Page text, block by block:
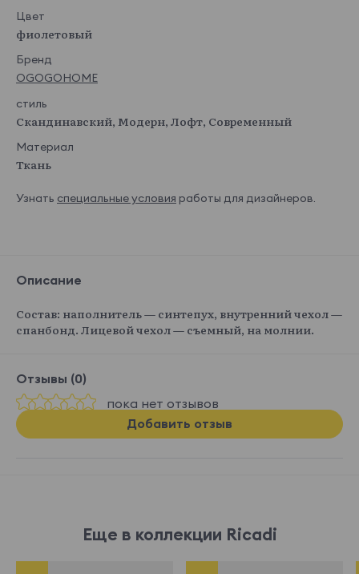
Цвет
фиолетовый
Бренд
OGOGOHOME
стиль
Скандинавский, Модерн, Лофт, Современный
Материал
Ткань
Узнать специальные условия работы для дизайнеров.
Описание
Состав: наполнитель — синтепух, внутренний чехол —
спанбонд. Лицевой чехол — съемный, на молнии.
Отзывы (0)
пока нет отзывов
Добавить отзыв
Еще в коллекции Ricadi